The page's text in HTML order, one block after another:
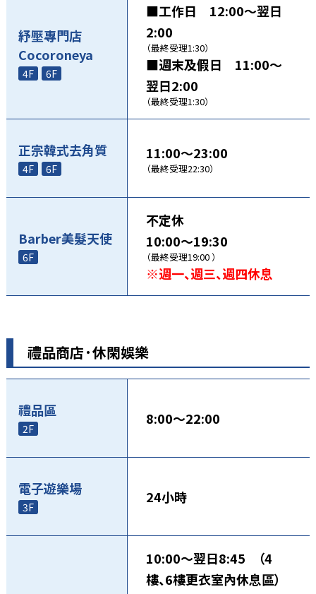
4F 6F
紓壓專門店
Cocoroneya
■工作日 12:00～翌日
2:00
（最終受理1:30）
■週末及假日 11:00～
翌日2:00
（最終受理1:30）
4F 6F
正宗韓式去角質 11:00～23:00
（最終受理22:30）
6F
Barber美髮天使
不定休
10:00～19:30
（最終受理19:00 ）
※週一、週三、週四休息
禮品商店·休閑娛樂
2F
禮品區 8:00～22:00
3F
電子遊樂場 24小時
10:00～翌日8:45 （4
樓、6樓更衣室內休息區）